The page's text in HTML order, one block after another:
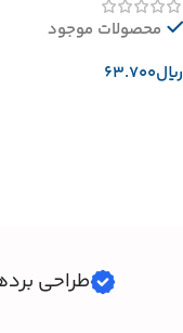
محصولات موجود
﷼
طراحی